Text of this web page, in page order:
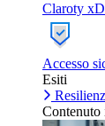
Claroty
Accesso
Esiti
Contenuto